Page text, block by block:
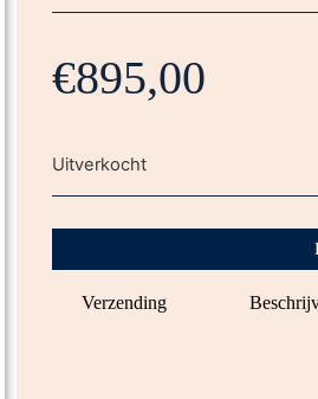
€895,00
Uitverkocht
Verzending